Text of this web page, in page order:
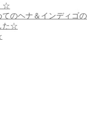
☆
てのヘナ＆インディゴの
た☆